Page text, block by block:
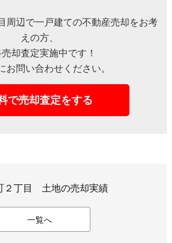
周辺で一戸建ての不動産売却をお考
えの方、
却査定実施中です！
お問い合わせください。
で売却査定をする
２丁目 土地の売却実績
一覧へ